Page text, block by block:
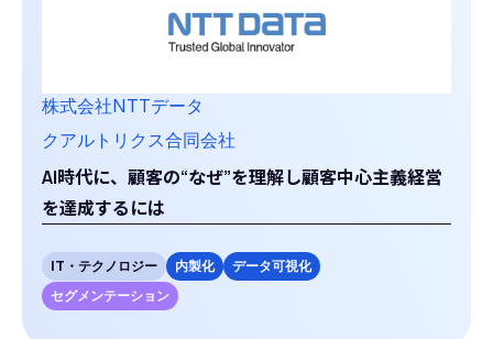
株式会社NTTデータ
クアルトリクス合同会社
AI時代に、顧客の“なぜ”を理解し顧客中心主義経営
を達成するには
IT・テクノロジー 内製化
データ可視化
セグメンテーション